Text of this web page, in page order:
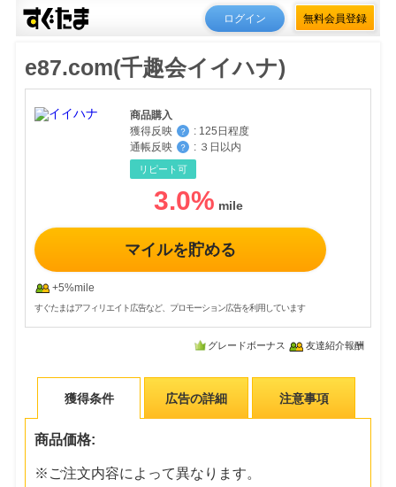
ログイン 無料会員登録
e87.com(千趣会イイハナ)
商品購入
獲得反映
？ : 125日程度
通帳反映
？ : ３日以内
リピート可
3.0%
マイルを貯める
+5%mile
すぐたまはアフィリエイト広告など、プロモーション広告を利用しています
グレードボーナス 友達紹介報酬
獲得条件 広告の詳細 注意事項
商品価格:
※ご注文内容によって異なります。